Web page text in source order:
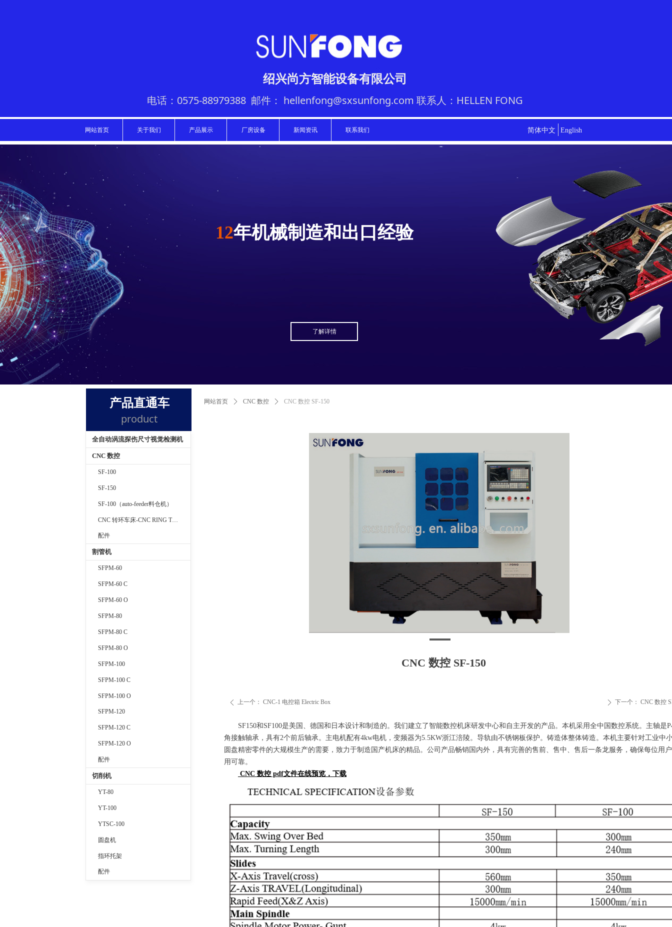
12年机械制造和出口经验
了解详情
绍兴尚方智能设备有限公司
电话：0575-88979388 邮件： hellenfong@sxsunfong.com 联系人：HELLEN FONG
网站首页 关于我们 产品展示 厂房设备 新闻资讯 联系我们 简体中文 English
网站首页 ꄲ CNC 数控 ꄲ CNC 数控 SF-150
CNC 数控 SF-150
ꄴ 上一个： CNC-1 电控箱 Electric Box ꄲ 下一个： CNC 数控
SF150和SF100是美国、德国和日本设计和制造的。我们建立了智能数控机床研发中心和自主开发的产品。本机采用全中国数控系统。主轴是
角接触轴承，具有2个前后轴承。主电机配有4kw电机，变频器为5.5KW浙江涪陵。导轨由不锈钢板保护。铸造体整体铸造。本机主要针对工业中
圆盘精密零件的大规模生产的需要，致力于制造国产机床的精品。公司产品畅销国内外，具有完善的售前、售中、售后一条龙服务，确保每位用
用可靠。
CNC 数控 pdf文件在线预览，下载
产品直通车
product
全自动涡流探伤尺寸视觉检测机
CNC 数控
SF-100
SF-150
SF-100（auto-feeder料仓机）
CNC 转环车床-CNC RING TURNING MACHINE
配件
割管机
SFPM-60
SFPM-60 C
SFPM-60 O
SFPM-80
SFPM-80 C
SFPM-80 O
SFPM-100
SFPM-100 C
SFPM-100 O
SFPM-120
SFPM-120 C
SFPM-120 O
配件
切削机
YT-80
YT-100
YTSC-100
圆盘机
指环托架
配件